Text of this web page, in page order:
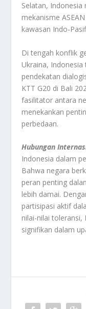
Selatan,
mekanisme
kawasan Indo-
Di tengah konflik
Ukraina,
pendekatan
KTT G20 di Bali
fasilitator antara
menekankan
perbedaan.
Hubungan
Indonesia dalam
Bahwa negara
peran penting
lebih damai.
partisipasi aktif
nilai-nilai
signifikan dalam